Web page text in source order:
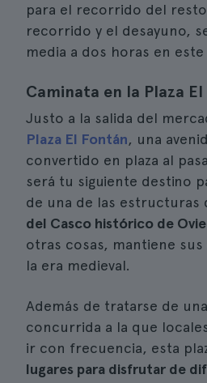
para el recorrido del
recorrido y el desayuno,
media a dos horas en este
Caminata en la Plaza
Justo a la salida del
Plaza El Fontán, una
convertido en plaza al
será tu siguiente destino
de una de las estructuras
del Casco histórico de
otras cosas, mantiene
la era medieval.
Además de tratarse de
concurrida a la que
ir con frecuencia, esta
lugares para disfrutar de